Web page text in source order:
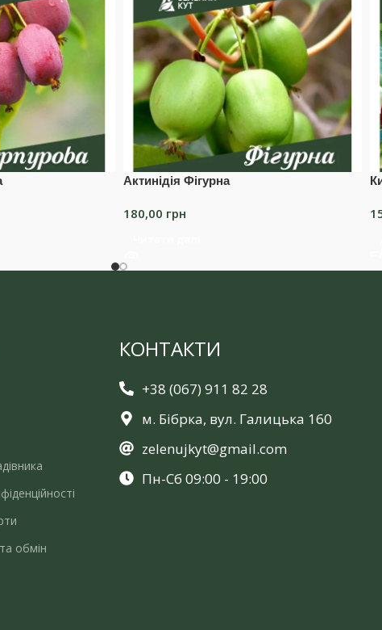
Актинідія Фігурна
180,00 грн
обмін
КОНТАКТИ
+38 (067) 911 82 28
м. Бібрка, вул. Галицька 160
zelenujkyt@gmail.com
Пн-Сб 09:00 - 19:00